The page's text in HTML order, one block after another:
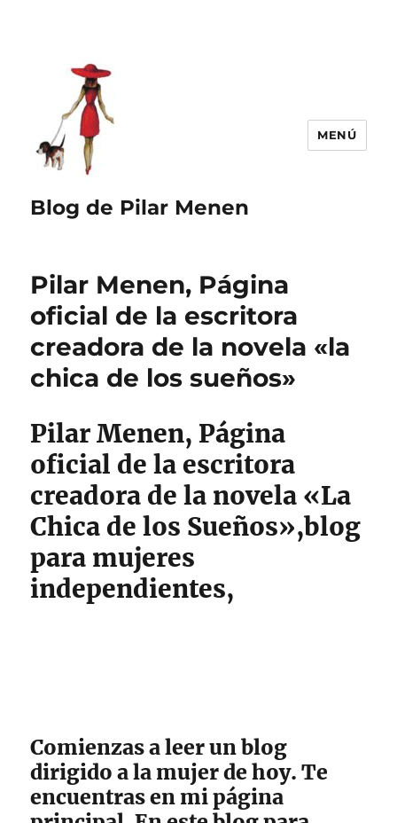
Blog de Pilar Menen
MENÚ
Pilar Menen, Página
oficial de la escritora
creadora de la novela «la
chica de los sueños»
Pilar Menen, Página
oficial de la escritora
creadora de la novela «La
Chica de los Sueños»,blog
para mujeres
independientes,
Comienzas a leer un blog
dirigido a la mujer de hoy. Te
encuentras en mi página